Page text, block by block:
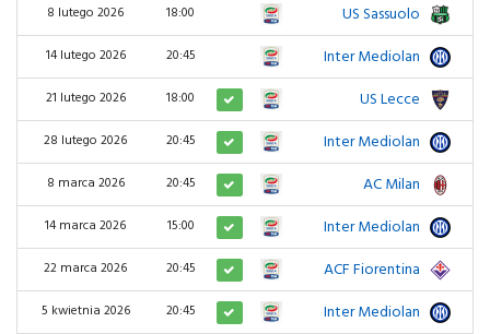
8 lutego 2026 18:00 US Sassuolo
14 lutego 2026 20:45 Inter Mediolan
21 lutego 2026 18:00 US Lecce
28 lutego 2026 20:45 Inter Mediolan
8 marca 2026 20:45 AC Milan
14 marca 2026 15:00 Inter Mediolan
22 marca 2026 20:45 ACF Fiorentina
5 kwietnia 2026 20:45 Inter Mediolan